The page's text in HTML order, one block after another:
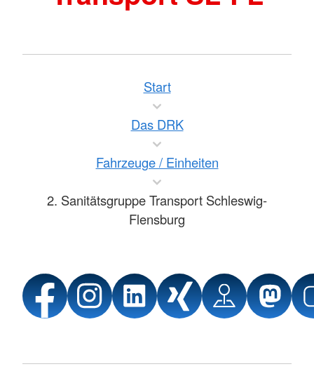
Start
Das DRK
Fahrzeuge / Einheiten
2. Sanitätsgruppe Transport Schleswig-
Flensburg